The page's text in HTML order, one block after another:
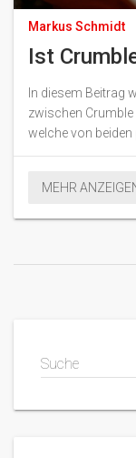
Markus Schmidt
Ist
In diesem Beitrag
zwischen Crumble
welche von
Frage unter
Lesen Sie weiter,
MEHR
Suche